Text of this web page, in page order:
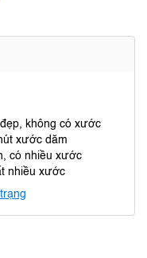
không có xước
xước dăm
có nhiều xước
nhiều xước